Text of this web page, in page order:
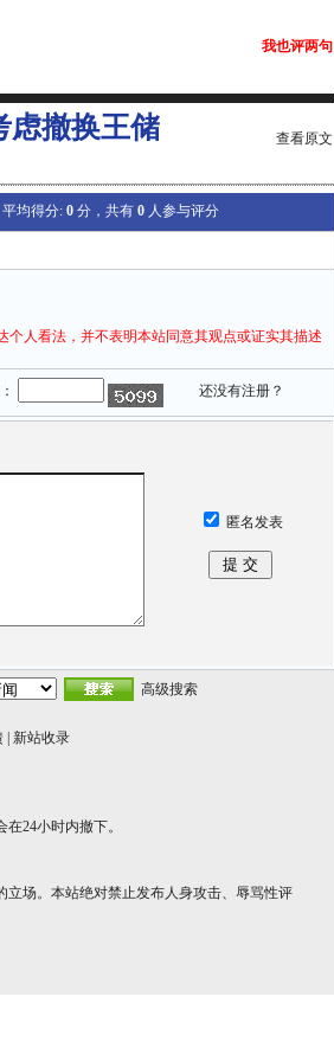
我也评两句
虑撤换王储 查看原文
平均得分: 0 分，共有 0 人参与评分
个人看法，并不表明本站同意其观点或证实其描述
还没有注册？
匿名发表
高级搜索
新站收录
24小时内撤下。
场。本站绝对禁止发布人身攻击、辱骂性评